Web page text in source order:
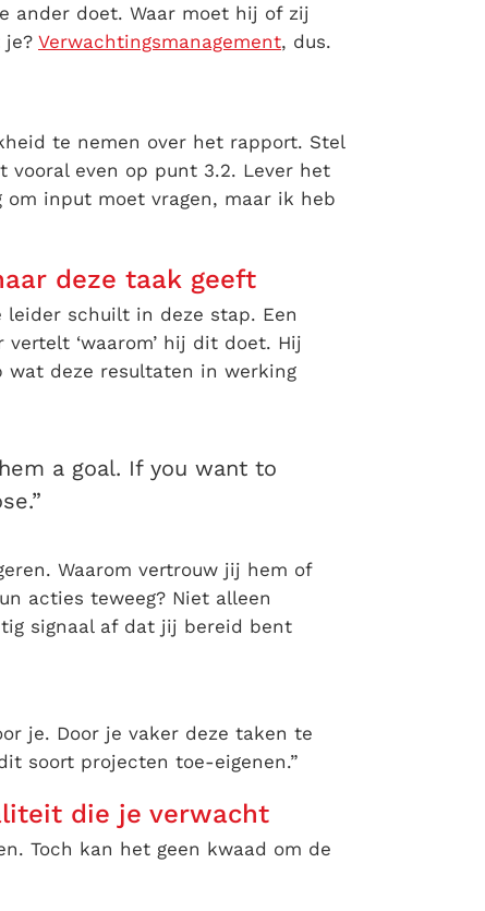
ander doet. Waar moet hij of zij
je? Verwachtingsmanagement, dus.
te nemen over het rapport. Stel
even op punt 3.2. Lever het
input moet vragen, maar ik heb
deze taak geeft
leider schuilt in deze stap. Een
‘waarom’ hij dit doet. Hij
deze resultaten in werking
a goal. If you want to
Waarom vertrouw jij hem of
acties teweeg? Niet alleen
signaal af dat jij bereid bent
je. Door je vaker deze taken te
soort projecten toe-eigenen.”
die je verwacht
Toch kan het geen kwaad om de